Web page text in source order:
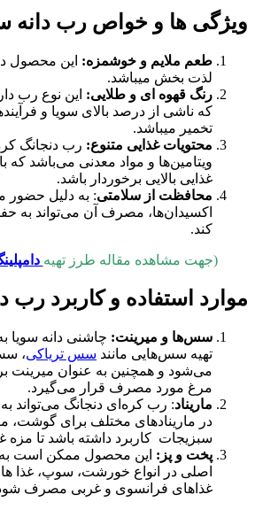
ویژگی ها و خواص رب دانه
طعم ملایم و خوشمزه: این محصول
لذت بخش میباشد.
رنگ قهوه ای و طلایی: این نوع رب
که ناشی از درصد بالای سویا و
تخمیر میباشد.
محتویات غذایی متنوع: رب دنجانگ
ویتامین‌ها و مواد معدنی می‌باشد
غذایی بالایی برخوردار باشد.
محافظت از سلامتی: به دلیل حضور
اکسیدان‌ها، مصرف آن می‌تواند به
کند.
(جهت مشاهده مقاله طرز تهیه
موارد استفاده و کاربرد رب
سس‌ها و میرینت: چاشنی دانه سویا
تهیه سس‌هایی مانند سس تریاکی،
می‌شود و همچنین به عنوان میرینت
مرغ مورد مصرف قرار می‌گیرد.
ماریناد: رب کره‌ای دنجانگ می‌تواند
در مارینادهای مختلف برای گوشت،
سبزیجات کاربرد داشته باشد تا مزه
پخت و پز: این محصول ممکن است به
اصلی در انواع خورشت، سوپ، غذا
غذاهای فرانسوی و غربی مصرف